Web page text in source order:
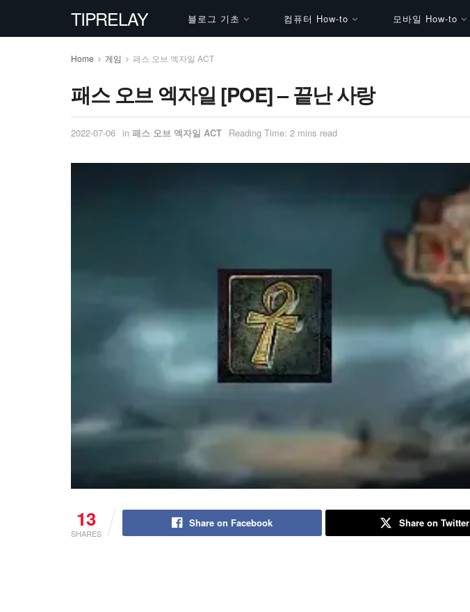
TIPRELAY 블로그 기초 컴퓨터 How-to 모바일 How-to
Home 게임 패스 오브 엑자일 ACT
패스 오브 엑자일 [POE] – 끝난 사랑
2022-07-06 in 패스 오브 엑자일 ACT Reading Time: 2 mins read
13
SHARES
Share on Facebook Share on Twitter